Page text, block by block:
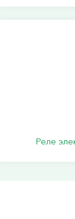
Реле